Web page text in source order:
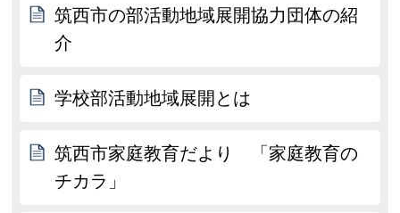
筑西市の部活動地域展開協力団体の紹
介
学校部活動地域展開とは
筑西市家庭教育だより 「家庭教育の
チカラ」